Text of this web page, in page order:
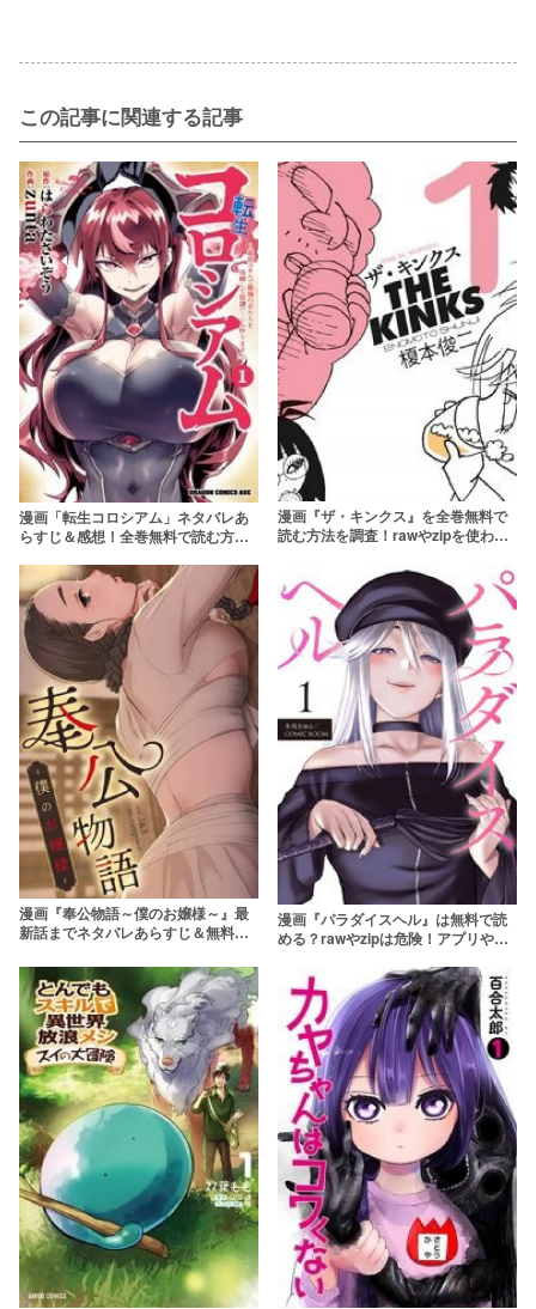
この記事に関連する記事
漫画「転生コロシアム」ネタバレあ
らすじ＆感想！全巻無料で読む方法
読めるサービスは？
漫画『ザ・キンクス』を全巻無料で
読む方法を調査！rawやzipを使わず
漫画『奉公物語～僕のお嬢様～』最
新話までネタバレあらすじ＆無料で
はやめよう
漫画『パラダイスヘル』は無料で読
める？rawやzipは危険！アプリやサ
COMIC ROOM】